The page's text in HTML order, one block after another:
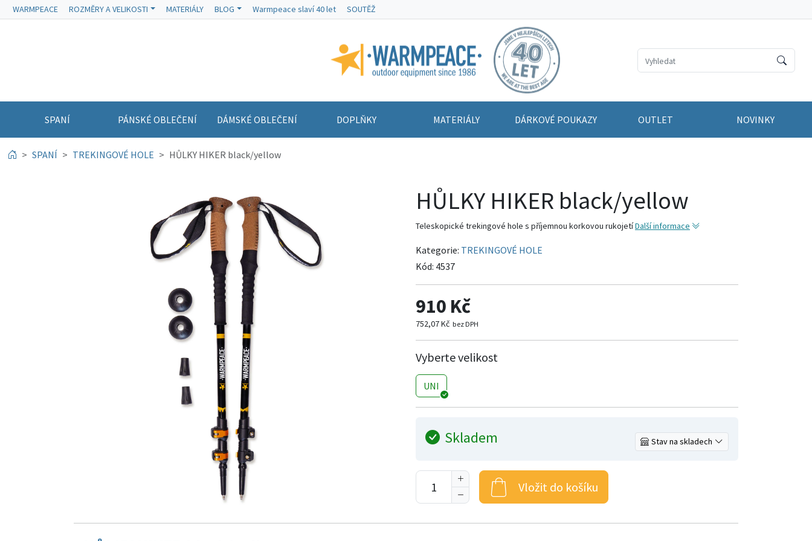
WARMPEACE ROZMĚRY A VELIKOSTI MATERIÁLY BLOG Warmpeace slaví 40 let SOUTĚŽ
Warmpeace
SPANÍ PÁNSKÉ OBLEČENÍ DÁMSKÉ OBLEČENÍ DOPLŇKY MATERIÁLY DÁRKOVÉ POUKAZY OUTLET NOVINKY
SPANÍ TREKINGOVÉ HOLE HŮLKY HIKER black/yellow
HŮLKY HIKER black/yellow
Teleskopické trekingové hole s příjemnou korkovou rukojetíDalší informace
Kategorie: TREKINGOVÉ HOLE
Kód: 4537
910 Kč
752,07 Kč bez DPH
Vyberte velikost
UNI
Skladem Stav na skladech
Vložit do košíku